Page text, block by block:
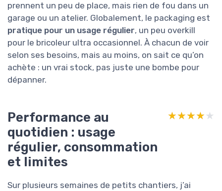
prennent un peu de place, mais rien de fou dans un
garage ou un atelier. Globalement, le packaging est
pratique pour un usage régulier, un peu overkill
pour le bricoleur ultra occasionnel. À chacun de voir
selon ses besoins, mais au moins, on sait ce qu’on
achète : un vrai stock, pas juste une bombe pour
dépanner.
Performance au
quotidien : usage
régulier, consommation
et limites
★★★★★
★★★★★
Sur plusieurs semaines de petits chantiers, j’ai